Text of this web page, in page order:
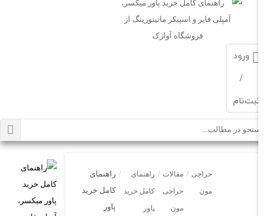
ورود
/ مقالات
حراجی
/ راهنمای
کامل خرید
پاور
/ راهنمای
کامل خرید